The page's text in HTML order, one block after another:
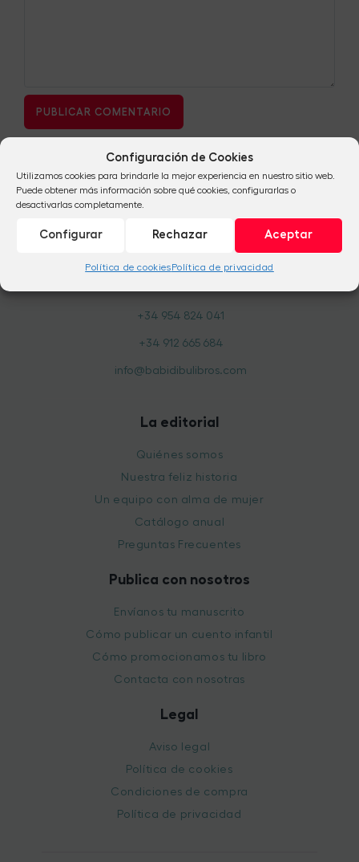
Configuración de Cookies
Utilizamos cookies para brindarle la mejor experiencia en nuestro sitio web.
Puede obtener más información sobre qué cookies, configurarlas o
desactivarlas completamente.
Aceptar
Rechazar
Configurar
Política de cookiesPolítica de privacidad
+34 954 824 041
+34 912 665 684
info@babidibulibros.com
La editorial
Quiénes somos
Nuestra feliz historia
Un equipo con alma de mujer
Catálogo anual
Preguntas Frecuentes
Publica con nosotros
Envíanos tu manuscrito
Cómo publicar un cuento infantil
Cómo promocionamos tu libro
Contacta con nosotras
Legal
Aviso legal
Política de cookies
Condiciones de compra
Política de privacidad